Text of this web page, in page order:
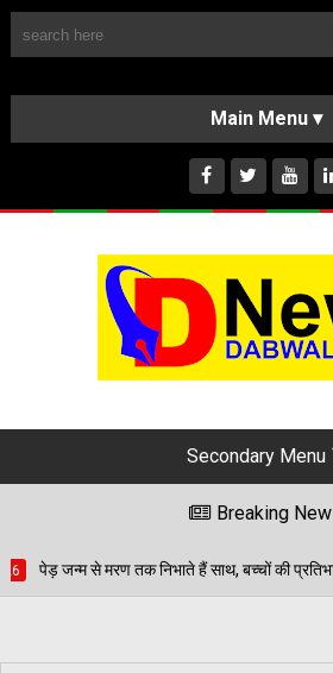
HOME
ABOUT US
INSTAGRAM
Secondary Menu
Breaking
बच्चों की प्रतिभा चमकाकर वरिष्ठ नागरिकों ने दिया